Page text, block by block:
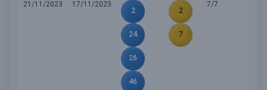
21/11/2023
17/11/2023
2
24
26
46
2
7
7/7